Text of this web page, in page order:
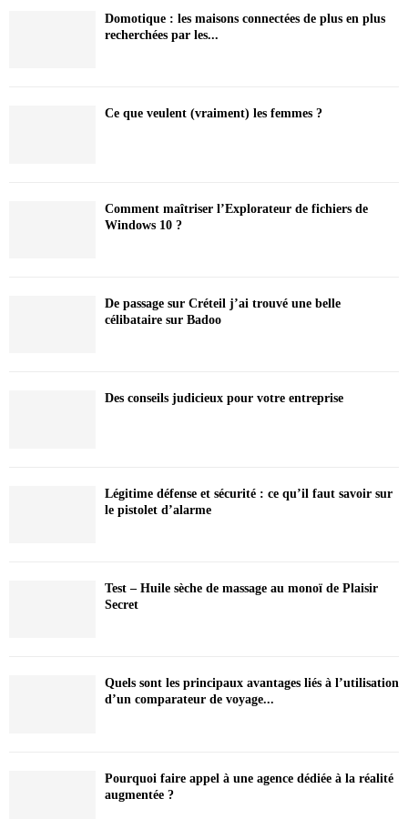
Domotique : les maisons connectées de plus en plus
recherchées par les...
Ce que veulent (vraiment) les femmes ?
Comment maîtriser l’Explorateur de fichiers de
Windows 10 ?
De passage sur Créteil j’ai trouvé une belle
célibataire sur Badoo
Des conseils judicieux pour votre entreprise
Légitime défense et sécurité : ce qu’il faut savoir sur
le pistolet d’alarme
Test – Huile sèche de massage au monoï de Plaisir
Secret
Quels sont les principaux avantages liés à l’utilisation
d’un comparateur de voyage...
Pourquoi faire appel à une agence dédiée à la réalité
augmentée ?